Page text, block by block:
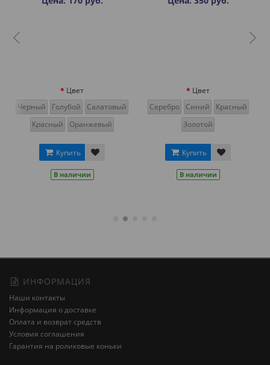
Цвет
Черный
Голубой
Салатовый
Красный
Оранжевый
Купить
В наличии
Цвет
Серебро
Синий
Красный
Золотой
Купить
В наличии
ИНФОРМАЦИЯ
Наши контакты
Информация о доставке
Оплата и возврат средств
Условия соглашения
Гарантия на роликовые коньки